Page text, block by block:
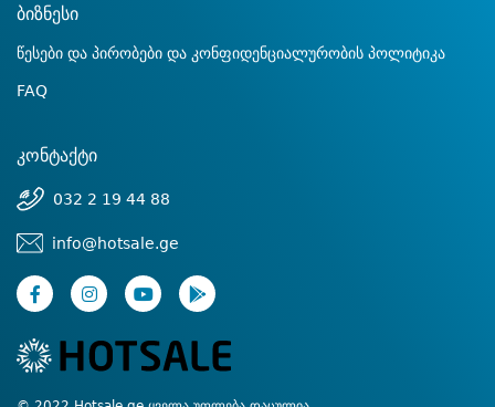
ბიზნესი
წესები და პირობები და კონფიდენციალურობის პოლიტიკა
FAQ
კონტაქტი
032 2 19 44 88
info@hotsale.ge